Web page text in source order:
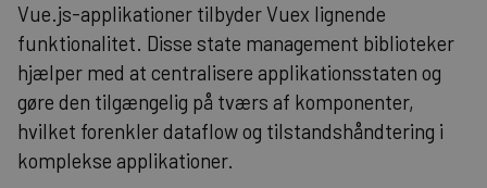
Vue.js-applikationer tilbyder Vuex lignende
funktionalitet. Disse state management biblioteker
hjælper med at centralisere applikationsstaten og
gøre den tilgængelig på tværs af komponenter,
hvilket forenkler dataflow og tilstandshåndtering i
komplekse applikationer.